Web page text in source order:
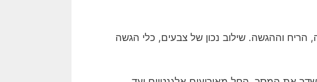
וההגשה. שילוב נכון של צבעים, כלי הגשה